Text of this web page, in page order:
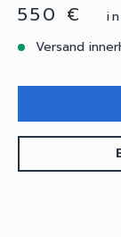
550 €
Versand